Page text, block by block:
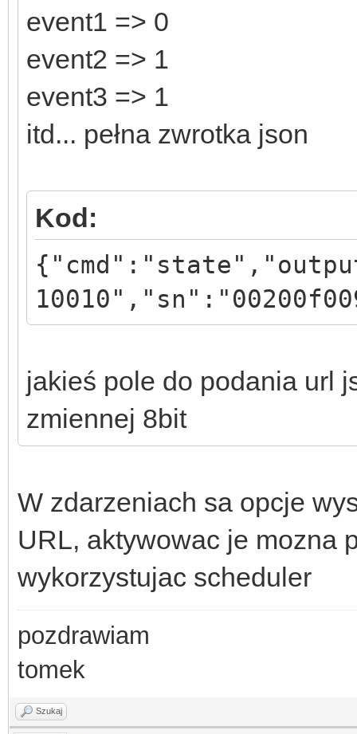
event1 => 0
event2 => 1
event3 => 1
itd... pełna zwrotka json
Kod:
jakieś pole do podania url
zmiennej 8bit
W zdarzeniach sa opcje
URL, aktywowac je mozna
wykorzystujac scheduler
pozdrawiam
tomek
Szukaj